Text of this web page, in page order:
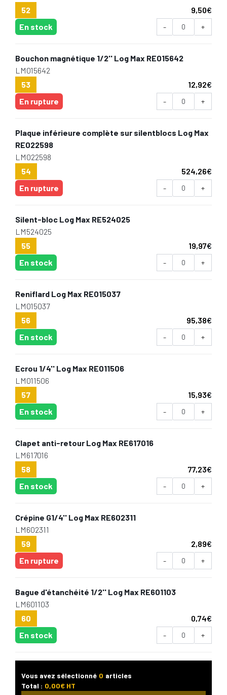
52
9,50€
En stock
- +
Bouchon magnétique 1/2'' Log Max RE015642
LM015642
53
12,92€
En rupture
- +
Plaque inférieure complète sur silentblocs Log Max
RE022598
LM022598
54
524,26€
En rupture
- +
Silent-bloc Log Max RE524025
LM524025
55
19,97€
En stock
- +
Reniflard Log Max RE015037
LM015037
56
95,38€
En stock
- +
Ecrou 1/4'' Log Max RE011506
LM011506
57
15,93€
En stock
- +
Clapet anti-retour Log Max RE617016
LM617016
58
77,23€
En stock
- +
Crépine G1/4'' Log Max RE602311
LM602311
59
2,89€
En rupture
- +
Bague d'étanchéité 1/2'' Log Max RE601103
LM601103
60
0,74€
En stock
- +
Vous avez sélectionné 0 articles
Total : 0,00€ HT